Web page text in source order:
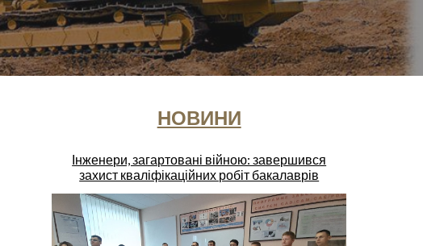
НОВИНИ
Інженери, загартовані війною: завершився
захист кваліфікаційних робіт бакалаврів